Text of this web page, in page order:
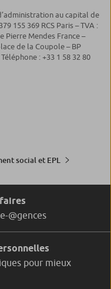
au capital de
155 369 RCS Paris – TVA :
Pierre Mendes France –
de la Coupole – BP
: +33 1 58 32 80
social et EPL
@gences
pour mieux